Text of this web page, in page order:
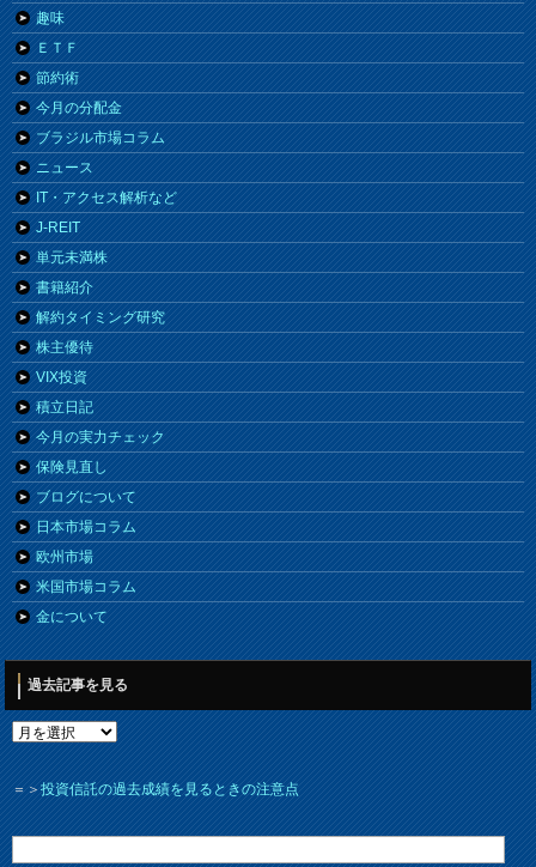
趣味
ＥＴＦ
節約術
今月の分配金
ブラジル市場コラム
ニュース
IT・アクセス解析など
J-REIT
単元未満株
書籍紹介
解約タイミング研究
株主優待
VIX投資
積立日記
今月の実力チェック
保険見直し
ブログについて
日本市場コラム
欧州市場
米国市場コラム
金について
過去記事を見る
＝＞投資信託の過去成績を見るときの注意点